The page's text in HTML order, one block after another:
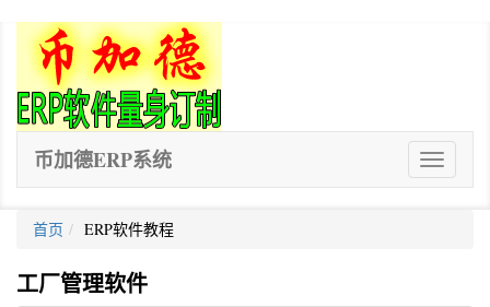
ERP
软
币加德ERP系统
首页 ERP软件教程
工厂管理软件